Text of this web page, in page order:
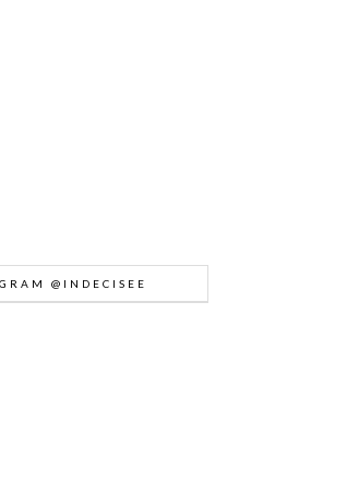
@INDECISEE